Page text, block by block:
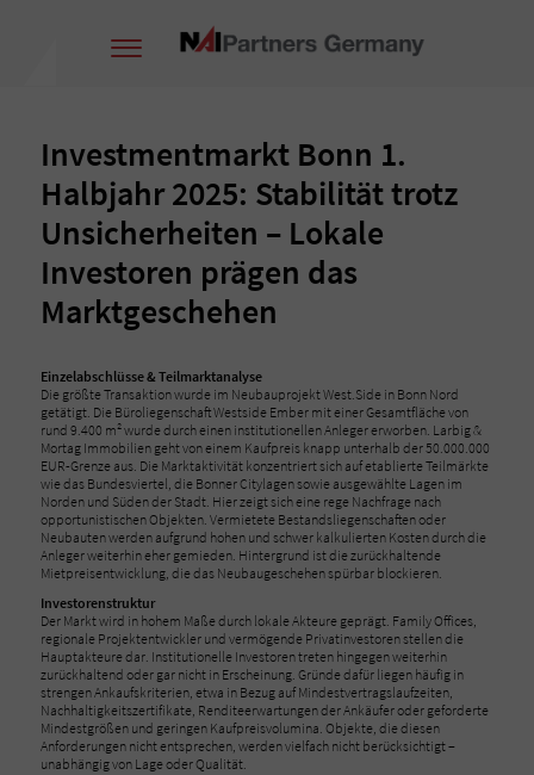
Investmentmarkt Bonn 1.
Halbjahr 2025: Stabilität trotz
Unsicherheiten – Lokale
Investoren prägen das
Marktgeschehen
Einzelabschlüsse & Teilmarktanalyse
Die größte Transaktion wurde im Neubauprojekt West.Side in Bonn Nord
getätigt. Die Büroliegenschaft Westside Ember mit einer Gesamtfläche von
rund 9.400 m² wurde durch einen institutionellen Anleger erworben. Larbig &
Mortag Immobilien geht von einem Kaufpreis knapp unterhalb der 50.000.000
EUR-Grenze aus. Die Marktaktivität konzentriert sich auf etablierte Teilmärkte
wie das Bundesviertel, die Bonner Citylagen sowie ausgewählte Lagen im
Norden und Süden der Stadt. Hier zeigt sich eine rege Nachfrage nach
opportunistischen Objekten. Vermietete Bestandsliegenschaften oder
Neubauten werden aufgrund hohen und schwer kalkulierten Kosten durch die
Anleger weiterhin eher gemieden. Hintergrund ist die zurückhaltende
Mietpreisentwicklung, die das Neubaugeschehen spürbar blockieren.
Investorenstruktur
Der Markt wird in hohem Maße durch lokale Akteure geprägt. Family Offices,
regionale Projektentwickler und vermögende Privatinvestoren stellen die
Hauptakteure dar. Institutionelle Investoren treten hingegen weiterhin
zurückhaltend oder gar nicht in Erscheinung. Gründe dafür liegen häufig in
strengen Ankaufskriterien, etwa in Bezug auf Mindestvertragslaufzeiten,
Nachhaltigkeitszertifikate, Renditeerwartungen der Ankäufer oder geforderte
Mindestgrößen und geringen Kaufpreisvolumina. Objekte, die diesen
Anforderungen nicht entsprechen, werden vielfach nicht berücksichtigt –
unabhängig von Lage oder Qualität.